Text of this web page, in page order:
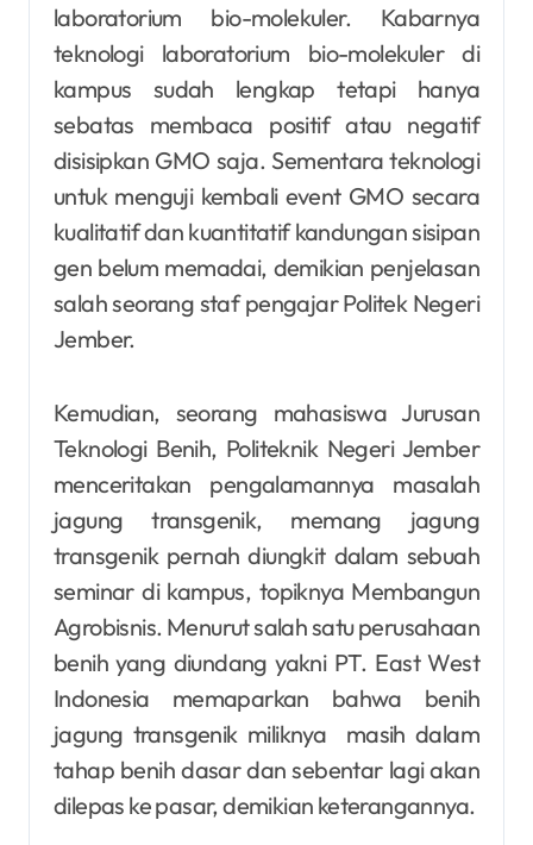
laboratorium bio-molekuler. Kabarnya
teknologi laboratorium bio-molekuler di
kampus sudah lengkap tetapi hanya
sebatas membaca positif atau negatif
disisipkan GMO saja. Sementara teknologi
untuk menguji kembali event GMO secara
kualitatif dan kuantitatif kandungan sisipan
gen belum memadai, demikian penjelasan
salah seorang staf pengajar Politek Negeri
Jember.
Kemudian, seorang mahasiswa Jurusan
Teknologi Benih, Politeknik Negeri Jember
menceritakan pengalamannya masalah
jagung transgenik, memang jagung
transgenik pernah diungkit dalam sebuah
seminar di kampus, topiknya Membangun
Agrobisnis. Menurut salah satu perusahaan
benih yang diundang yakni PT. East West
Indonesia memaparkan bahwa benih
jagung transgenik miliknya masih dalam
tahap benih dasar dan sebentar lagi akan
dilepas ke pasar, demikian keterangannya.